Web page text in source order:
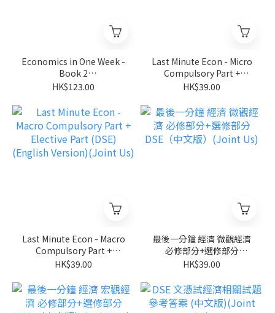
Economics in One Week -
Book 2
Macroeconomics(Joint
HK$123.00
Last Minute Econ - Micro
Compulsory Part +
Elective Part (DSE)
Us)
HK$39.00
Last Minute Econ - Macro
Compulsory Part +
Elective Part (DSE)
Us)
HK$39.00
最後一分鐘 經濟 微觀經濟
必修部分+選修部分
DSE（中文版）(Joint Us)
HK$39.00